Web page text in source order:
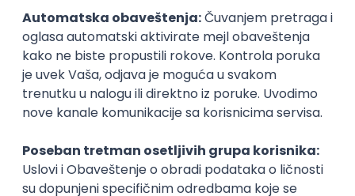
Team Lead (ReactJS / Node.js)
Playbook
Remote
13.09.2026.
JavaScript Node.js PostgreSQL
ReactJS
TypeScript
Senior